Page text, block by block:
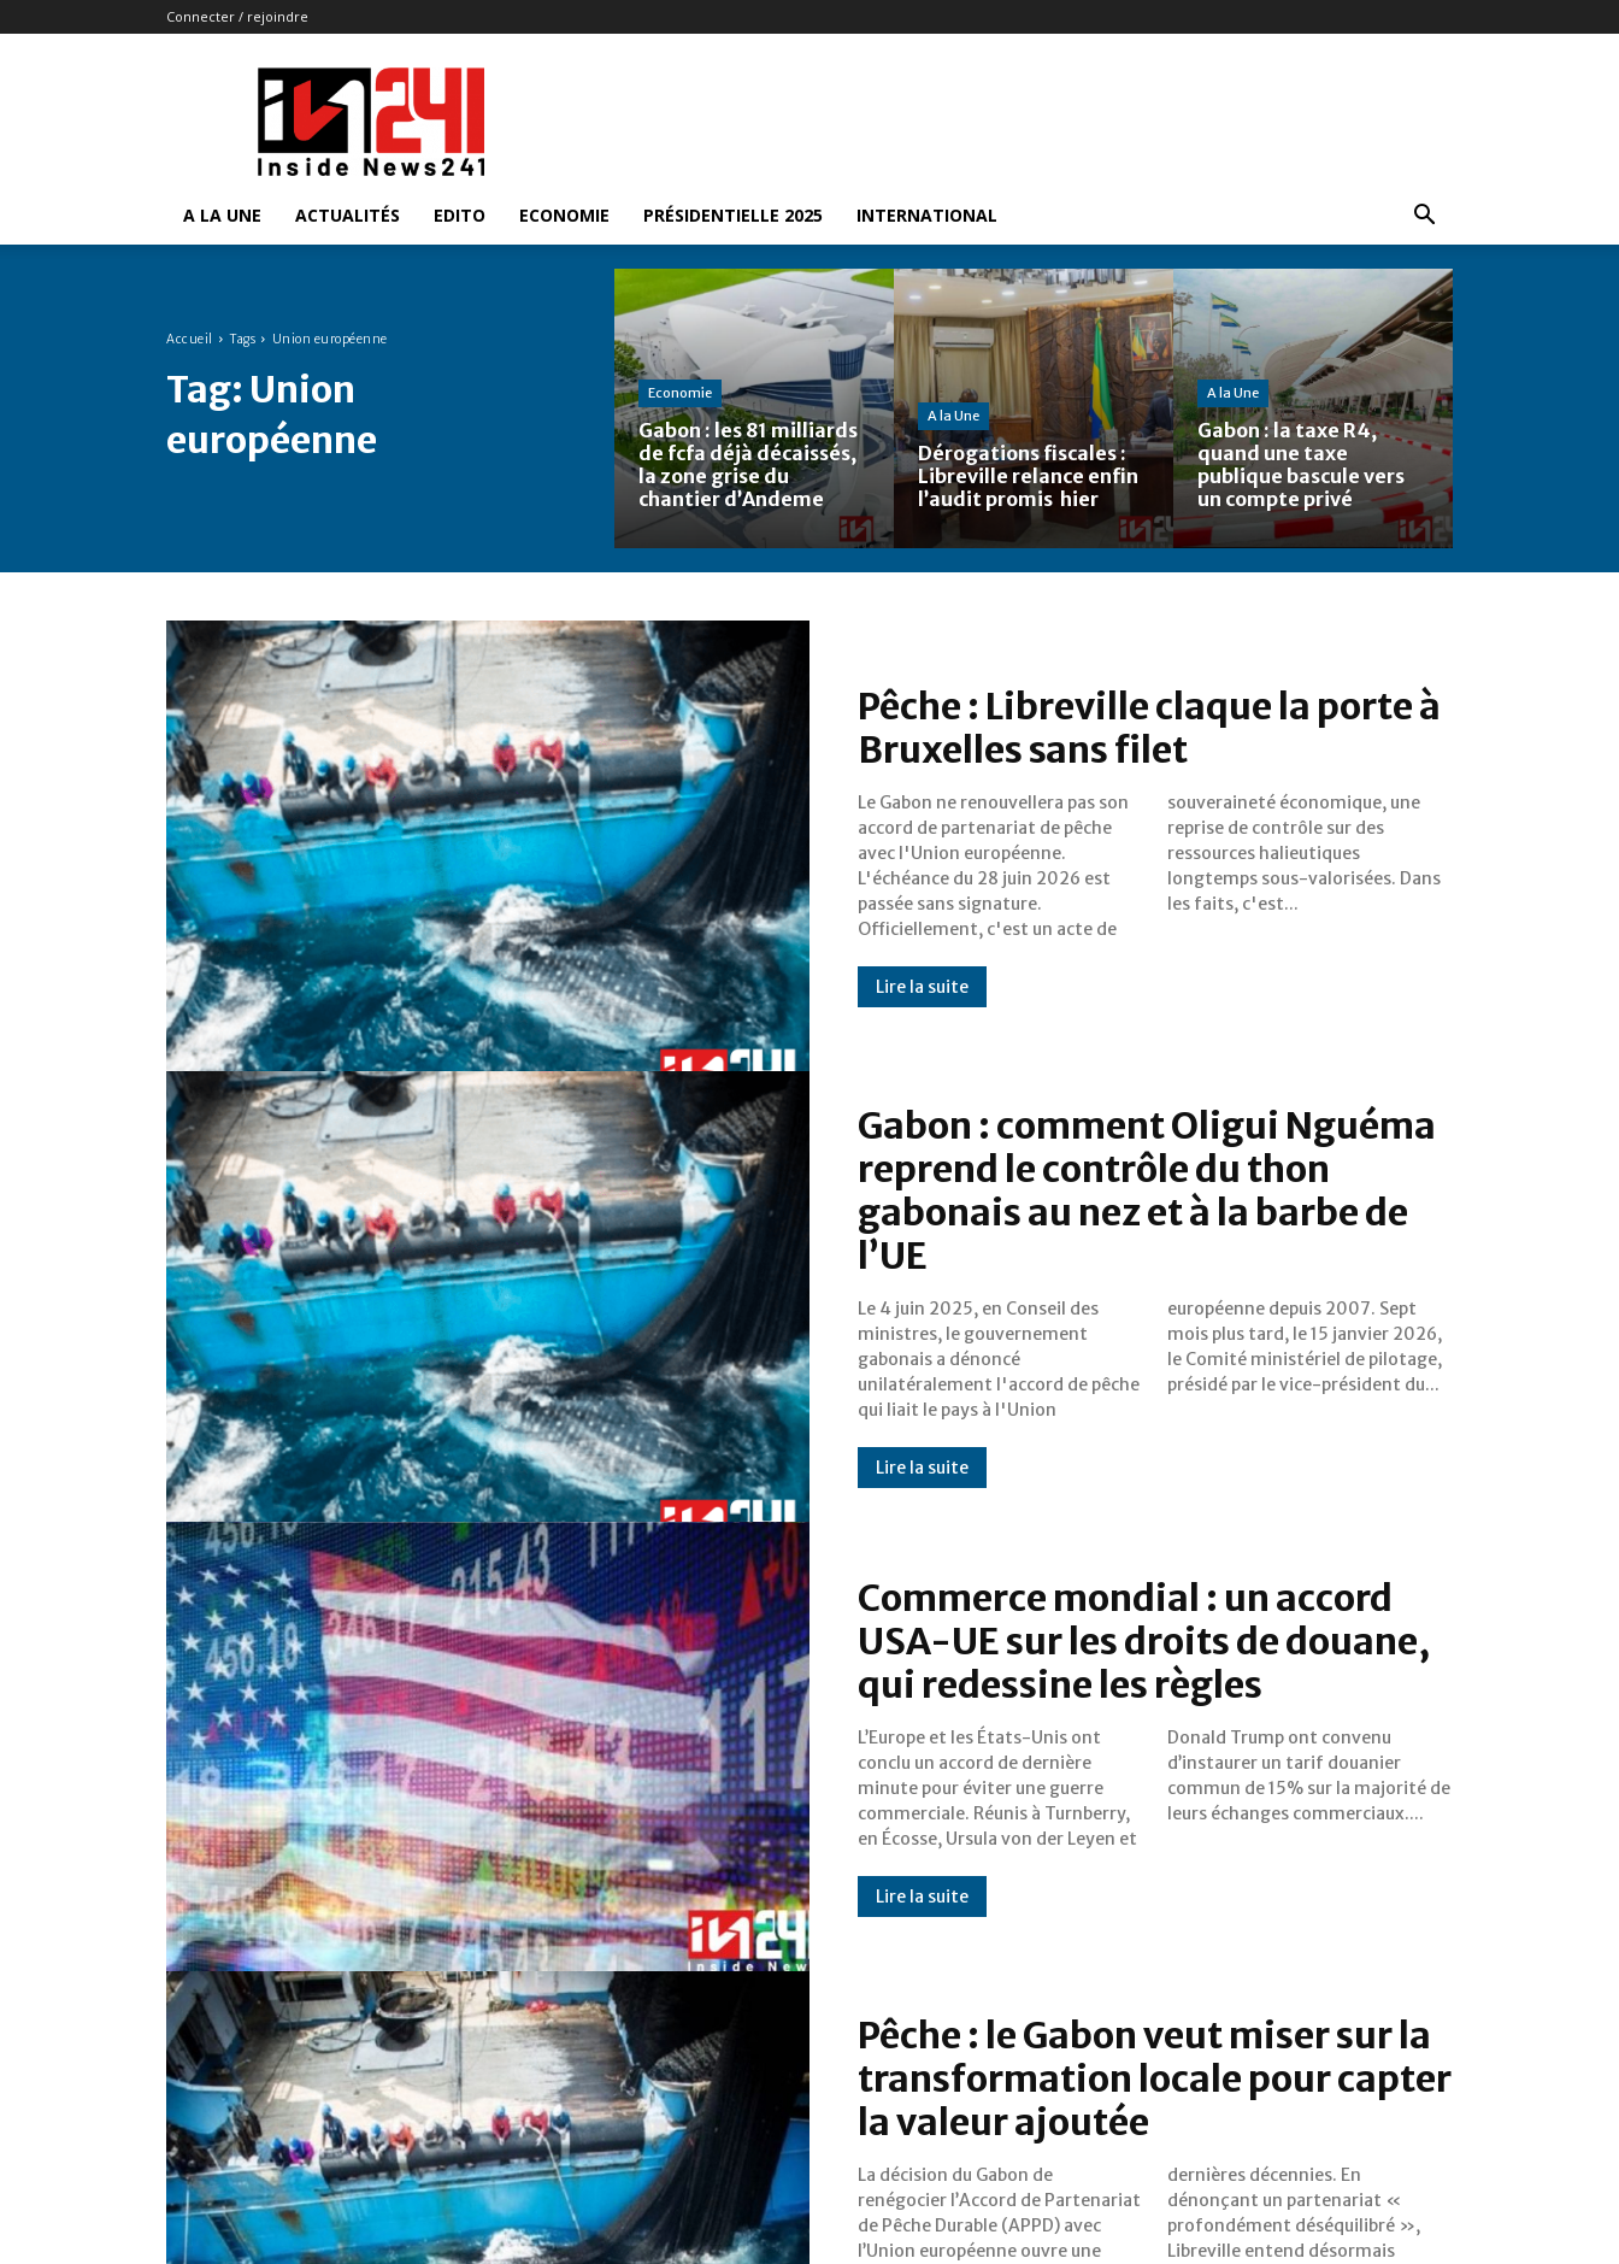
Connecter / rejoindre
Insidenews241
A LA UNE ACTUALITÉS EDITO ECONOMIE PRÉSIDENTIELLE 2025 INTERNATIONAL
Accueil Tags Union européenne
Tag: Union
européenne
Economie
Gabon : les 81 milliards
de fcfa déjà décaissés,
la zone grise du
chantier d’Andeme
A la Une
Dérogations fiscales :
Libreville relance enfin
l’audit promis hier
A la Une
Gabon : la taxe R4,
quand une taxe
publique bascule vers
un compte privé
Pêche : Libreville claque la porte à
Bruxelles sans filet
Le Gabon ne renouvellera pas son
accord de partenariat de pêche
avec l'Union européenne.
L'échéance du 28 juin 2026 est
passée sans signature.
Officiellement, c'est un acte de
souveraineté économique, une
reprise de contrôle sur des
ressources halieutiques
longtemps sous-valorisées. Dans
les faits, c'est...
Lire la suite
Gabon : comment Oligui Nguéma
reprend le contrôle du thon
gabonais au nez et à la barbe de
l’UE
Le 4 juin 2025, en Conseil des
ministres, le gouvernement
gabonais a dénoncé
unilatéralement l'accord de pêche
qui liait le pays à l'Union
européenne depuis 2007. Sept
mois plus tard, le 15 janvier 2026,
le Comité ministériel de pilotage,
présidé par le vice-président du...
Lire la suite
Commerce mondial : un accord
USA-UE sur les droits de douane,
qui redessine les règles
L’Europe et les États-Unis ont
conclu un accord de dernière
minute pour éviter une guerre
commerciale. Réunis à Turnberry,
en Écosse, Ursula von der Leyen et
Donald Trump ont convenu
d’instaurer un tarif douanier
commun de 15% sur la majorité de
leurs échanges commerciaux....
Lire la suite
Pêche : le Gabon veut miser sur la
transformation locale pour capter
la valeur ajoutée
La décision du Gabon de
renégocier l’Accord de Partenariat
de Pêche Durable (APPD) avec
l’Union européenne ouvre une
dernières décennies. En
dénonçant un partenariat «
profondément déséquilibré »,
Libreville entend désormais